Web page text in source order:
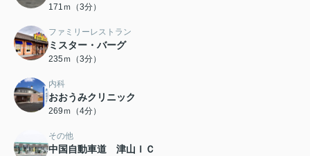
171ｍ（3分）
ファミリーレストラン
ミスター・バーグ
235ｍ（3分）
内科
おおうみクリニック
269ｍ（4分）
その他
中国自動車道 津山ＩＣ